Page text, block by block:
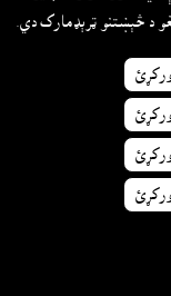
د څېښتنو ټرېډمارک دي.